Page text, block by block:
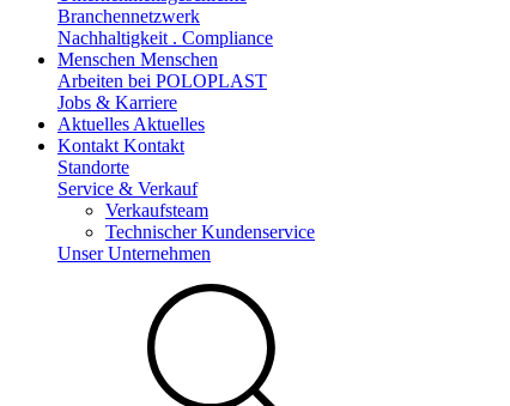
Branchennetzwerk
Nachhaltigkeit . Compliance
Menschen Menschen
Arbeiten bei POLOPLAST
Jobs & Karriere
Aktuelles Aktuelles
Kontakt Kontakt
Standorte
Service & Verkauf
Verkaufsteam
Technischer Kundenservice
Unser Unternehmen